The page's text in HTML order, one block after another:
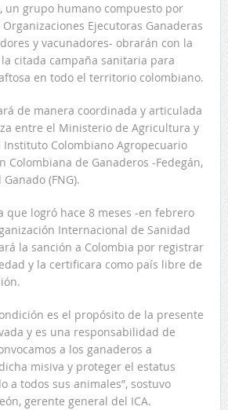
un grupo humano compuesto por
Ejecutoras Ganaderas
y vacunadores- obrarán con la
citada campaña sanitaria para
en todo el territorio colombiano.
de manera coordinada y articulada
entre el Ministerio de Agricultura y
Instituto Colombiano Agropecuario
Colombiana de Ganaderos -Fedegán,
(FNG).
que logró hace 8 meses -en febrero
Internacional de Sanidad
la sanción a Colombia por registrar
y la certificara como país libre de
es el propósito de la presente
y es una responsabilidad de
a los ganaderos a
misiva y proteger el estatus
a todos sus animales”, sostuvo
gerente general del ICA.